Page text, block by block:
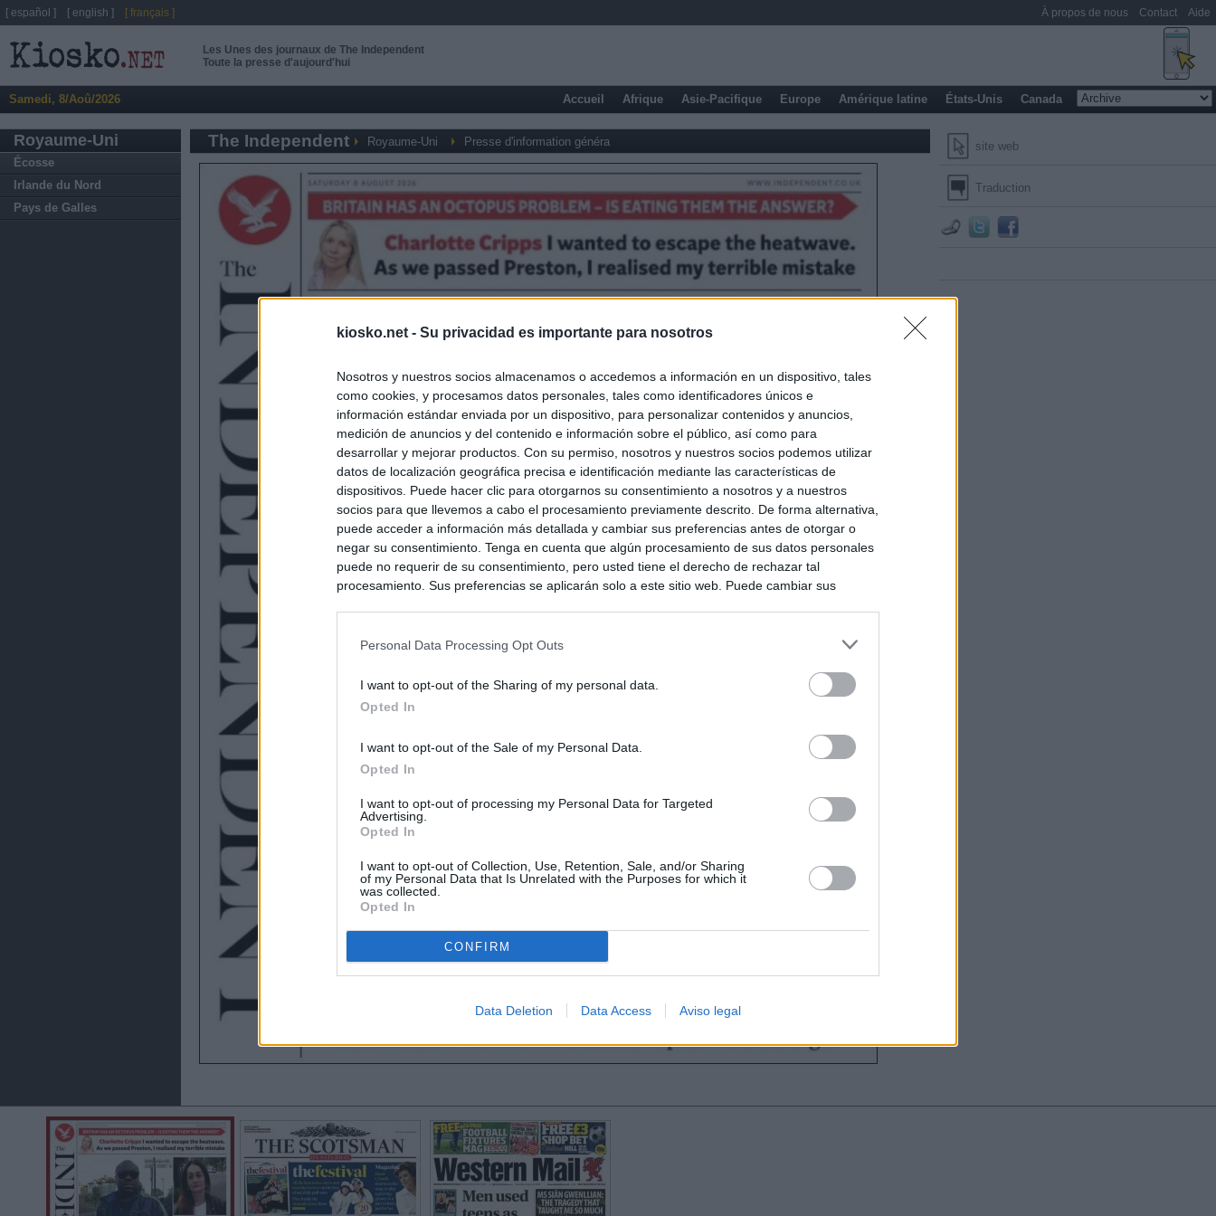
kiosko.net - Su privacidad es importante para nosotros
Nosotros y nuestros socios almacenamos o accedemos a información en un dispositivo, tales
como cookies, y procesamos datos personales, tales como identificadores únicos e
información estándar enviada por un dispositivo, para personalizar contenidos y anuncios,
medición de anuncios y del contenido e información sobre el público, así como para
desarrollar y mejorar productos. Con su permiso, nosotros y nuestros socios podemos utilizar
datos de localización geográfica precisa e identificación mediante las características de
dispositivos. Puede hacer clic para otorgarnos su consentimiento a nosotros y a nuestros
socios para que llevemos a cabo el procesamiento previamente descrito. De forma alternativa,
puede acceder a información más detallada y cambiar sus preferencias antes de otorgar o
negar su consentimiento. Tenga en cuenta que algún procesamiento de sus datos personales
puede no requerir de su consentimiento, pero usted tiene el derecho de rechazar tal
procesamiento. Sus preferencias se aplicarán solo a este sitio web. Puede cambiar sus
Personal Data Processing Opt Outs
I want to opt-out of the Sharing of my personal data.
Opted In
I want to opt-out of the Sale of my Personal Data.
Opted In
I want to opt-out of processing my Personal Data for Targeted
Advertising.
Opted In
I want to opt-out of Collection, Use, Retention, Sale, and/or Sharing
of my Personal Data that Is Unrelated with the Purposes for which it
was collected.
Opted In
CONFIRM
Data Deletion Data Access Aviso legal
Les Unes des journaux de The Independent
Toute la presse d'aujourd'hui
Samedi, 8/Aoû/2026 Accueil Afrique Asie-Pacifique Europe Amérique latine États-Unis Canada
Royaume-Uni
Écosse
Irlande du Nord
Pays de Galles
site web
Traduction
The Independent Royaume-Uni Presse d'information généra
[ español ] [ english ] [ français ] À propos de nous Contact Aide